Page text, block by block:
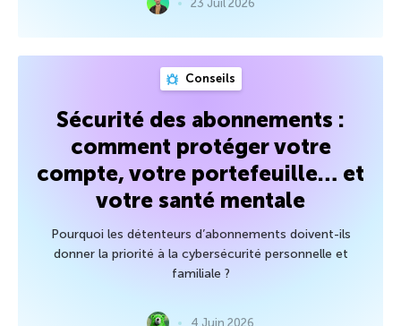
23 Juil 2026
Conseils
Sécurité des abonnements :
comment protéger votre
compte, votre portefeuille… et
votre santé mentale
Pourquoi les détenteurs d’abonnements doivent-ils
donner la priorité à la cybersécurité personnelle et
familiale ?
4 Juin 2026